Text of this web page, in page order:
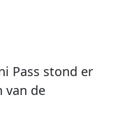
Pass stond er
van de